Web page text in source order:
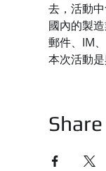
去，活動
國內的製
郵件、IM
本次活動